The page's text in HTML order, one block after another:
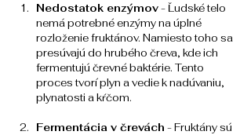
Nedostatok enzýmov - Ľudské telo
nemá potrebné enzýmy na úplné
rozloženie fruktánov. Namiesto toho sa
presúvajú do hrubého čreva, kde ich
fermentujú črevné baktérie. Tento
proces tvorí plyn a vedie k nadúvaniu,
plynatosti a kŕčom.
Fermentácia v črevách - Fruktány sú